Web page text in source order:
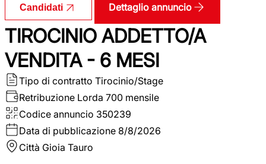
Candidati Dettaglio annuncio
TIROCINIO ADDETTO/A
VENDITA - 6 MESI
Tipo di contratto Tirocinio/Stage
Retribuzione Lorda 700 mensile
Codice annuncio 350239
Data di pubblicazione 8/8/2026
Città Gioia Tauro